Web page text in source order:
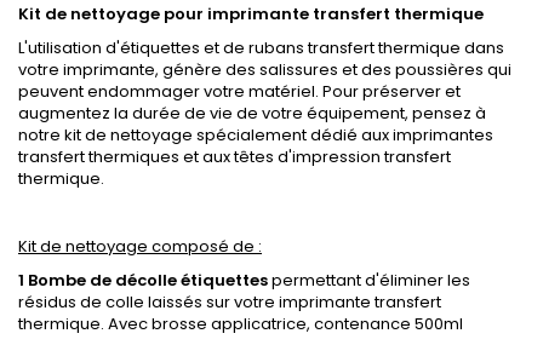
Kit de nettoyage pour imprimante transfert thermique
L'utilisation d'étiquettes et de rubans transfert thermique dans
votre imprimante, génère des salissures et des poussières qui
peuvent endommager votre matériel. Pour préserver et
augmentez la durée de vie de votre équipement, pensez à
notre kit de nettoyage spécialement dédié aux imprimantes
transfert thermiques et aux têtes d'impression transfert
thermique.
Kit de nettoyage composé de :
1 Bombe de décolle étiquettespermettant d'éliminer les
résidus de colle laissés sur votre imprimante transfert
thermique. Avec brosse applicatrice, contenance 500ml